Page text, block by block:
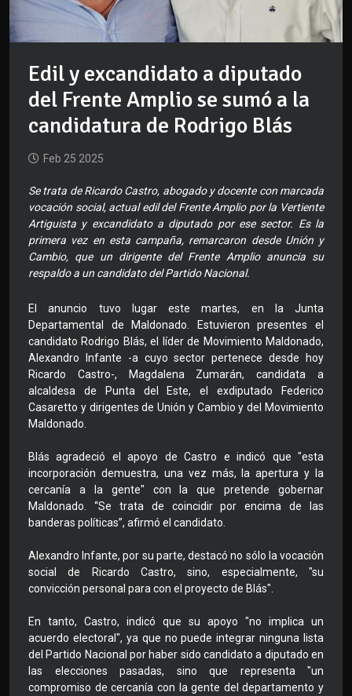
Edil y excandidato a diputado
del Frente Amplio se sumó a la
candidatura de Rodrigo Blás
Feb 25 2025
Se trata de Ricardo Castro, abogado y docente con marcada
vocación social, actual edil del Frente Amplio por la Vertiente
Artiguista y excandidato a diputado por ese sector. Es la
primera vez en esta campaña, remarcaron desde Unión y
Cambio, que un dirigente del Frente Amplio anuncia su
respaldo a un candidato del Partido Nacional.
El anuncio tuvo lugar este martes, en la Junta
Departamental de Maldonado. Estuvieron presentes el
candidato Rodrigo Blás, el líder de Movimiento Maldonado,
Alexandro Infante -a cuyo sector pertenece desde hoy
Ricardo Castro-, Magdalena Zumarán, candidata a
alcaldesa de Punta del Este, el exdiputado Federico
Casaretto y dirigentes de Unión y Cambio y del Movimiento
Maldonado.
Blás agradeció el apoyo de Castro e indicó que "esta
incorporación demuestra, una vez más, la apertura y la
cercanía a la gente" con la que pretende gobernar
Maldonado. “Se trata de coincidir por encima de las
banderas políticas”, afirmó el candidato.
Alexandro Infante, por su parte, destacó no sólo la vocación
social de Ricardo Castro, sino, especialmente, "su
convicción personal para con el proyecto de Blás".
En tanto, Castro, indicó que su apoyo "no implica un
acuerdo electoral", ya que no puede integrar ninguna lista
del Partido Nacional por haber sido candidato a diputado en
las elecciones pasadas, sino que representa "un
compromiso de cercanía con la gente del departamento y